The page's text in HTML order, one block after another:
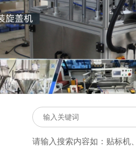
请输入搜索内容如：贴标机